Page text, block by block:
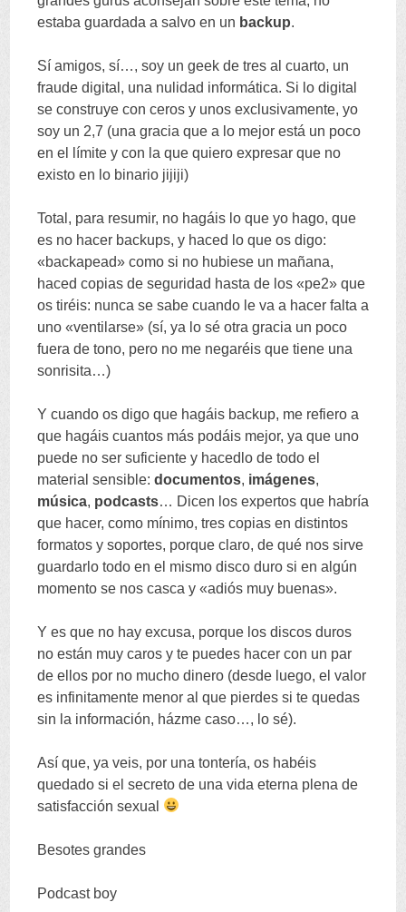
estaba guardada a salvo en un backup.
Sí amigos, sí…, soy un geek de tres al cuarto, un
fraude digital, una nulidad informática. Si lo digital
se construye con ceros y unos exclusivamente, yo
soy un 2,7 (una gracia que a lo mejor está un poco
en el límite y con la que quiero expresar que no
existo en lo binario jijiji)
Total, para resumir, no hagáis lo que yo hago, que
es no hacer backups, y haced lo que os digo:
«backapead» como si no hubiese un mañana,
haced copias de seguridad hasta de los «pe2» que
os tiréis: nunca se sabe cuando le va a hacer falta a
uno «ventilarse» (sí, ya lo sé otra gracia un poco
fuera de tono, pero no me negaréis que tiene una
sonrisita…)
Y cuando os digo que hagáis backup, me refiero a
que hagáis cuantos más podáis mejor, ya que uno
puede no ser suficiente y hacedlo de todo el
material sensible:documentos, imágenes,
música, podcasts… Dicen los expertos que habría
que hacer, como mínimo, tres copias en distintos
formatos y soportes, porque claro, de qué nos sirve
guardarlo todo en el mismo disco duro si en algún
momento se nos casca y «adiós muy buenas».
Y es que no hay excusa, porque los discos duros
no están muy caros y te puedes hacer con un par
de ellos por no mucho dinero (desde luego, el valor
es infinitamente menor al que pierdes si te quedas
sin la información, házme caso…, lo sé).
Así que, ya veis, por una tontería, os habéis
quedado si el secreto de una vida eterna plena de
satisfacción sexual
Besotes grandes
Podcast boy